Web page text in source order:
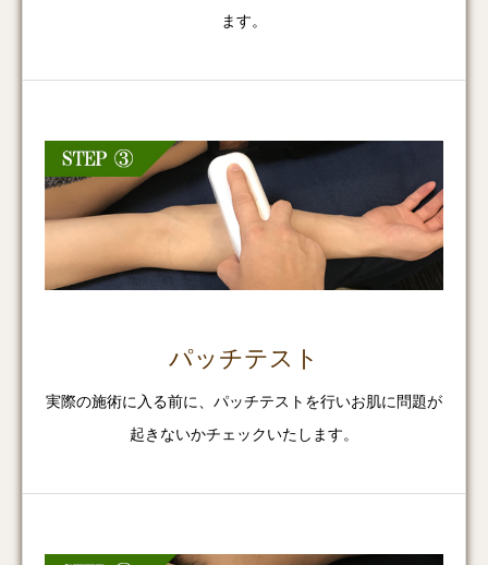
ます。
パッチテスト
実際の施術に入る前に、パッチテストを行いお肌に問題が
起きないかチェックいたします。